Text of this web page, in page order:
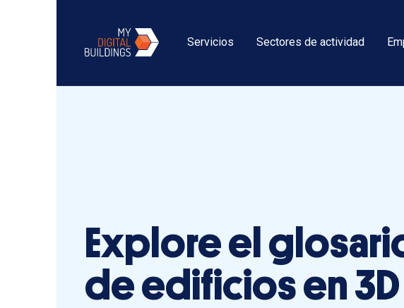
Servicios Sectores de actividad
Explore el
de edificios en 3D